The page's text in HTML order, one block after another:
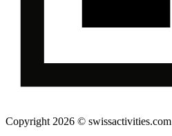
Copyright 2026 © swissactivities.com